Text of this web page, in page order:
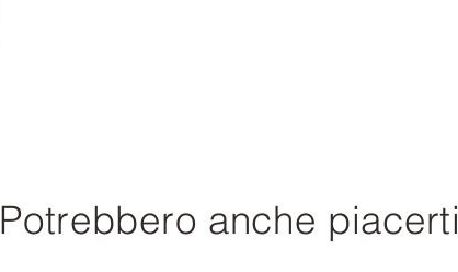
Potrebbero anche piacerti